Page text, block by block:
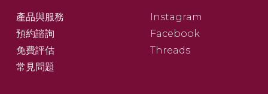
產品與服務
預約諮詢
免費評估
常見問題
Instagram
Facebook
Threads